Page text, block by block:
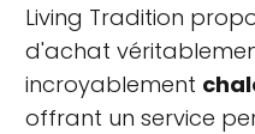
Living Tradition
d'achat
incroyablement
offrant un service